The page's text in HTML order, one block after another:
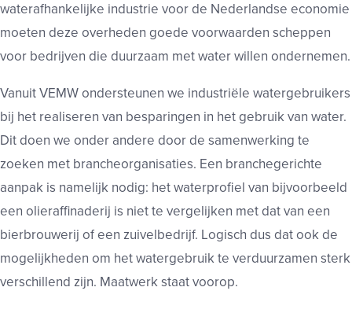
waterafhankelijke industrie voor de Nederlandse economie
moeten deze overheden goede voorwaarden scheppen
voor bedrijven die duurzaam met water willen ondernemen.
Vanuit VEMW ondersteunen we industriële watergebruikers
bij het realiseren van besparingen in het gebruik van water.
Dit doen we onder andere door de samenwerking te
zoeken met brancheorganisaties. Een branchegerichte
aanpak is namelijk nodig: het waterprofiel van bijvoorbeeld
een olieraffinaderij is niet te vergelijken met dat van een
bierbrouwerij of een zuivelbedrijf. Logisch dus dat ook de
mogelijkheden om het watergebruik te verduurzamen sterk
verschillend zijn. Maatwerk staat voorop.